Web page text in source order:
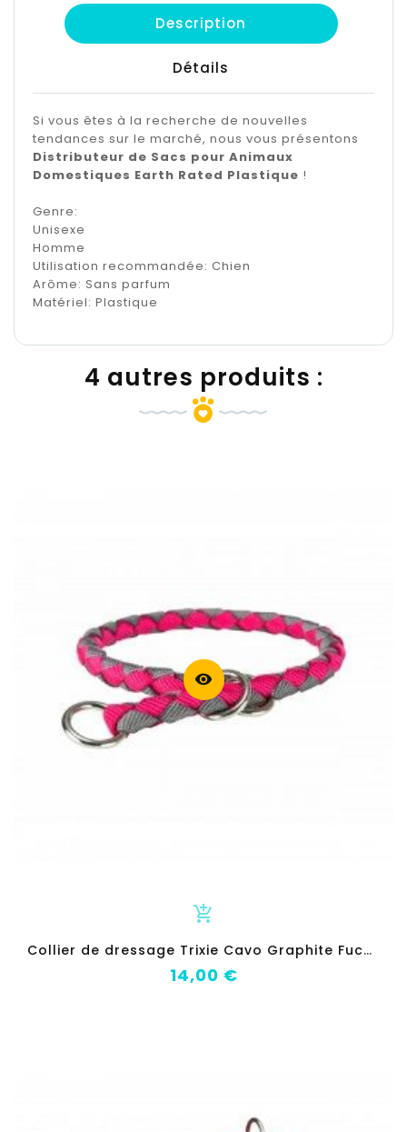
Description
Détails
Si vous êtes à la recherche de nouvelles
tendances sur le marché, nous vous présentons
Distributeur de Sacs pour Animaux
Domestiques Earth Rated Plastique !
Genre:
Unisexe
Homme
Utilisation recommandée: Chien
Arôme: Sans parfum
Matériel: Plastique
4 autres produits :
visibility
add_shopping_cart
C
ollier de dressage Trixie Cavo Graphite Fuchsia 30-36 cm
Prix
14,00 €